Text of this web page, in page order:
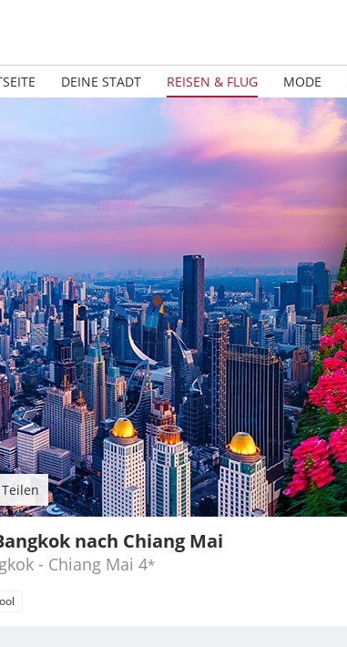
DEINE STADT REISEN & FLUG MODE
Teilen
nach Chiang Mai
- Chiang Mai 4*